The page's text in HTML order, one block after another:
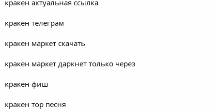
кракен актуальная ссылка
кракен телеграм
кракен маркет скачать
кракен маркет даркнет только через
кракен фиш
кракен тор песня